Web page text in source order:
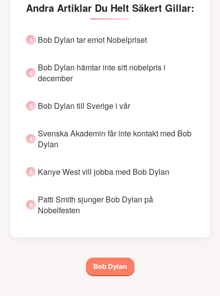
Andra Artiklar Du Helt Säkert Gillar:
Bob Dylan tar emot Nobelpriset
Bob Dylan hämtar inte sitt nobelpris i
december
Bob Dylan till Sverige i vår
Svenska Akademin får inte kontakt med Bob
Dylan
Kanye West vill jobba med Bob Dylan
Patti Smith sjunger Bob Dylan på
Nobelfesten
Bob Dylan